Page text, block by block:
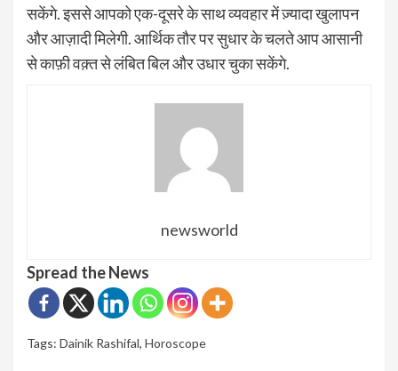
सकेंगे. इससे आपको एक-दूसरे के साथ व्यवहार में ज़्यादा खुलापन
और आज़ादी मिलेगी. आर्थिक तौर पर सुधार के चलते आप आसानी
से काफ़ी वक़्त से लंबित बिल और उधार चुका सकेंगे.
newsworld
Spread the News
Tags: Dainik Rashifal, Horoscope